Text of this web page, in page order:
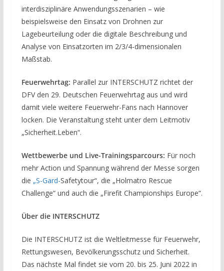
interdisziplinäre Anwendungsszenarien – wie
beispielsweise den Einsatz von Drohnen zur
Lagebeurteilung oder die digitale Beschreibung und
Analyse von Einsatzorten im 2/3/4-dimensionalen
Maßstab.
Feuerwehrtag: Parallel zur INTERSCHUTZ richtet der
DFV den 29. Deutschen Feuerwehrtag aus und wird
damit viele weitere Feuerwehr-Fans nach Hannover
locken. Die Veranstaltung steht unter dem Leitmotiv
„Sicherheit.Leben“.
Wettbewerbe und Live-Trainingsparcours: Für noch
mehr Action und Spannung während der Messe sorgen
die „S-Gard-Safetytour“, die „Holmatro Rescue
Challenge“ und auch die „Firefit Championships Europe“.
Über die INTERSCHUTZ
Die INTERSCHUTZ ist die Weltleitmesse für Feuerwehr,
Rettungswesen, Bevölkerungsschutz und Sicherheit.
Das nächste Mal findet sie vom 20. bis 25. Juni 2022 in